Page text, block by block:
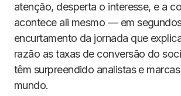
atenção, desperta o interesse, e a
acontece ali mesmo — em
encurtamento da jornada que
razão as taxas de conversão do
têm surpreendido analistas e
mundo.